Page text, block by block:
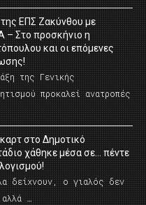
ΕΠΣ Ζακύνθου με
– Στο προσκήνιο η
και οι επόμενες
της Γενικής
προκαλεί ανατροπές
στο Δημοτικό
χάθηκε μέσα σε… πέντε
δείχνουν, ο γιαλός δεν
…